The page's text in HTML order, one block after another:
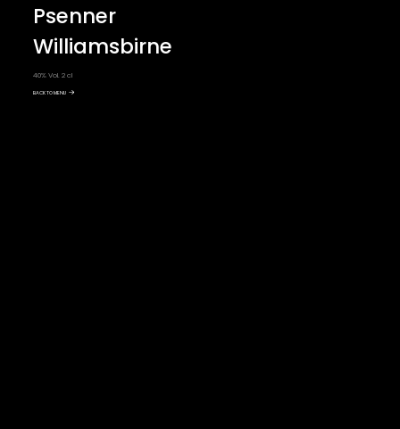
Psenner
Williamsbirne
40% Vol. 2 cl
BACK TO MENU